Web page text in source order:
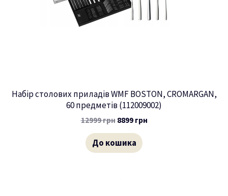
Набір столових приладів WMF BOSTON, CROMARGAN,
60 предметів (112009002)
12999грн 8899 грн
До кошика